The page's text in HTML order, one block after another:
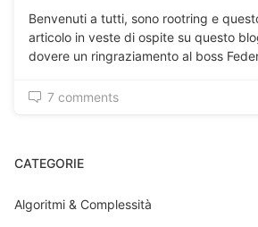
Benvenuti a tutti, sono rootring e
articolo in veste di ospite su questo
dovere un ringraziamento al boss
7 comments
CATEGORIE
Algoritmi & Complessità